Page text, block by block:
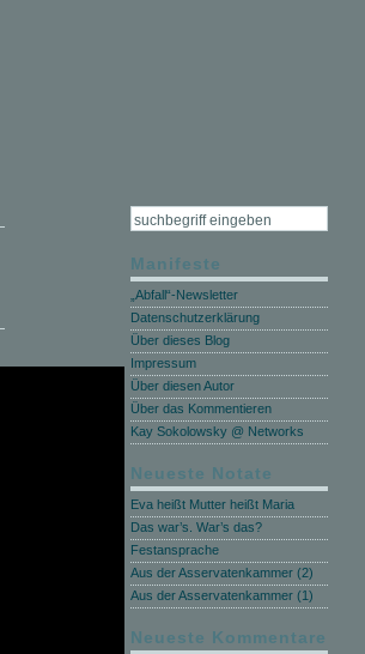
Manifeste
„Abfall“-Newsletter
Datenschutzerklärung
Über dieses Blog
Impressum
Über diesen Autor
Über das Kommentieren
Kay Sokolowsky @ Networks
Neueste Notate
Eva heißt Mutter heißt Maria
Das war’s. War’s das?
Festansprache
Aus der Asservatenkammer (2)
Aus der Asservatenkammer (1)
Neueste Kommentare